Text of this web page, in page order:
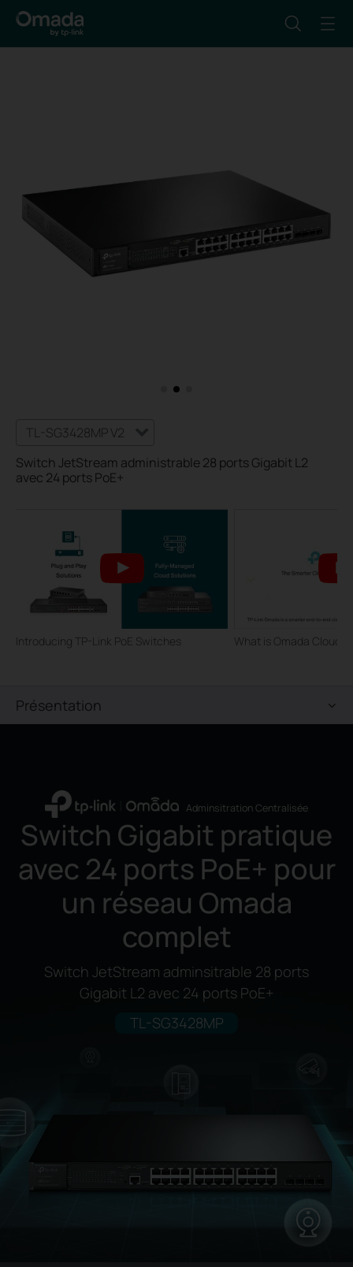
TL-SG3428MP V2
Switch JetStream administrable 28 ports Gigabit L2
avec 24 ports PoE+
Introducing TP-Link PoE Switches What is Omada Cloud
Présentation
Adminsitration Centralisée
Switch Gigabit pratique
avec 24 ports PoE+ pour
un réseau Omada
complet
Switch JetStream adminsitrable 28 ports
Gigabit L2 avec 24 ports PoE+
TL-SG3428MP